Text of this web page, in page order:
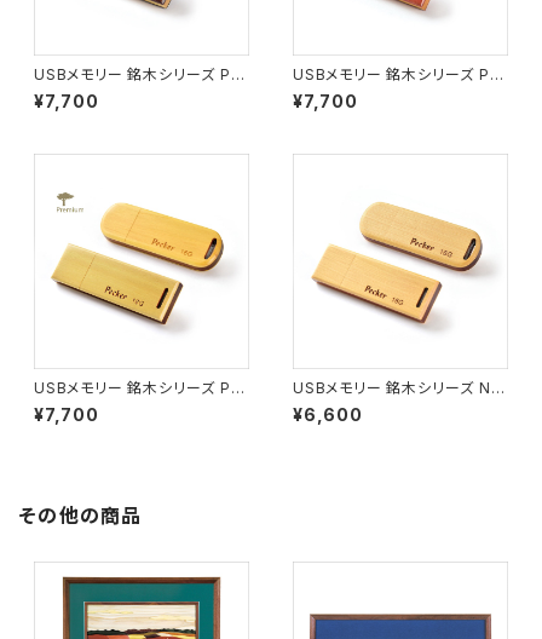
USBメモリー 銘木シリーズ P0
2 キングウッド ロング(16G)
¥7,700
USBメモリー 銘木シリーズ P0
7 ピンクアイボリー ロング(16
G)
¥7,700
USBメモリー 銘木シリーズ P0
8 アマレロ ロング(16G)
¥7,700
USBメモリー 銘木シリーズ N0
4 カヤ ロング(16G)
¥6,600
その他の商品